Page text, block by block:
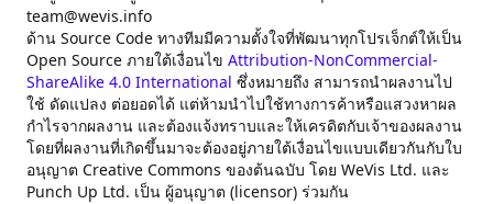
team@wevis.info
ด้าน Source Code ทางทีมมีความตั้งใจที่พัฒนาทุกโปรเจ็กต์ให้เป็น
Open Source ภายใต้เงื่อนไข Attribution-NonCommercial-
ShareAlike 4.0 International ซึ่งหมายถึง สามารถนำผลงานไป
ใช้ ดัดแปลง ต่อยอดได้ แต่ห้ามนำไปใช้ทางการค้าหรือแสวงหาผล
กำไรจากผลงาน และต้องแจ้งทราบและให้เครดิตกับเจ้าของผลงาน
โดยที่ผลงานที่เกิดขึ้นมาจะต้องอยู่ภายใต้เงื่อนไขแบบเดียวกันกับใบ
อนุญาต Creative Commons ของต้นฉบับ โดย WeVis Ltd. และ
Punch Up Ltd. เป็น ผู้อนุญาต (licensor) ร่วมกัน